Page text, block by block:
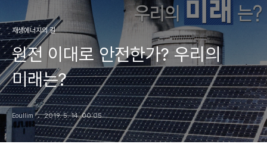
재생에너지의 길
원전 이대로 안전한가? 우리의
미래는?
Eoullim 2019. 5. 14. 00:05